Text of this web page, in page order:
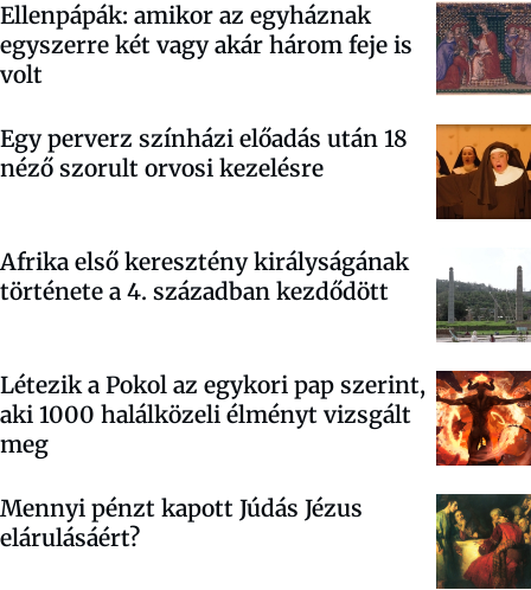
Ellenpápák: amikor az egyháznak
egyszerre két vagy akár három feje is
volt
Egy perverz színházi előadás után 18
néző szorult orvosi kezelésre
Afrika első keresztény királyságának
története a 4. században kezdődött
Létezik a Pokol az egykori pap szerint,
aki 1000 halálközeli élményt vizsgált
meg
Mennyi pénzt kapott Júdás Jézus
elárulásáért?